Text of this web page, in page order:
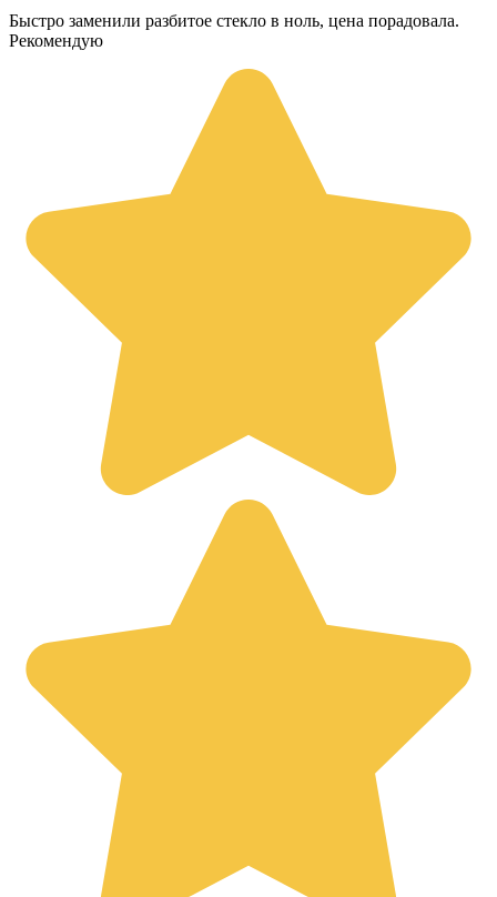
Быстро заменили разбитое стекло в ноль, цена порадовала.
Рекомендую